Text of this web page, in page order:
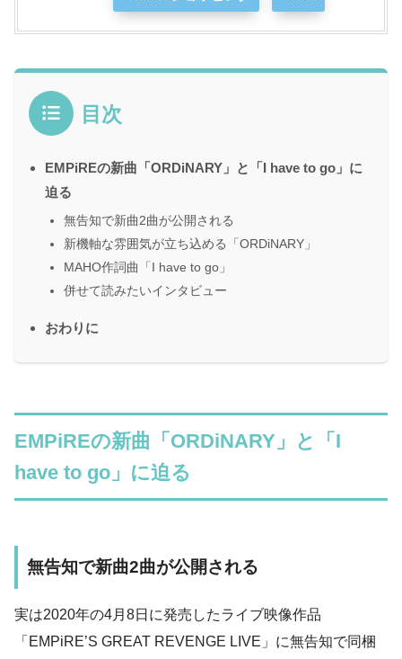
目次
EMPiREの新曲「ORDiNARY」と「I have to go」に
迫る
無告知で新曲2曲が公開される
新機軸な雰囲気が立ち込める「ORDiNARY」
MAHO作詞曲「I have to go」
併せて読みたいインタビュー
おわりに
EMPiREの新曲「ORDiNARY」と「I
have to go」に迫る
無告知で新曲2曲が公開される
実は2020年の4月8日に発売したライブ映像作品
「EMPiRE’S GREAT REVENGE LIVE」に無告知で同梱